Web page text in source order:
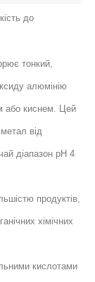
до
тонкий,
алюмінію
або киснем. Цей
від
діапазон рН 4
продуктів,
хімічних
кислотами